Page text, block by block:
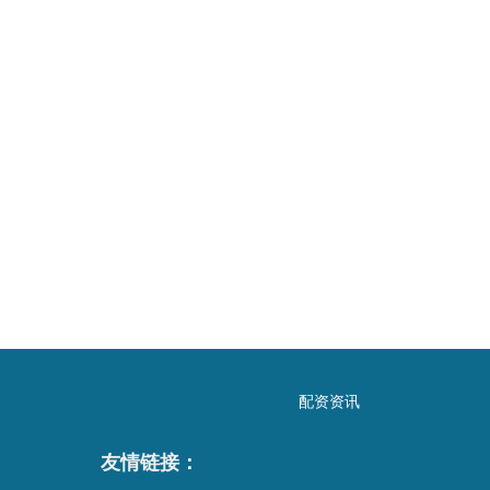
配资资讯
友情链接：